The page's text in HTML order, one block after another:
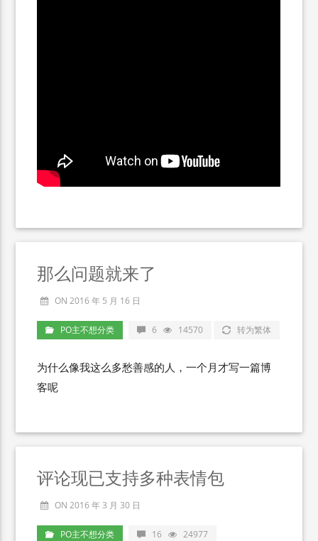
那么问题就来了
ON 2016 年 5 月 16 日
PO主不想分类 6 14570 转为繁体
为什么像我这么多愁善感的人，一个月才写一篇博
客呢
评论现已支持多种表情包
ON 2016 年 3 月 30 日
PO主不想分类 16 24977